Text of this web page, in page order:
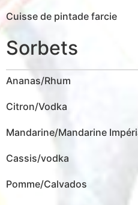
Cuisse de pintade farcie
Sorbets
Ananas/Rhum
Citron/Vodka
Mandarine/Mandarine
Cassis/vodka
Pomme/Calvados